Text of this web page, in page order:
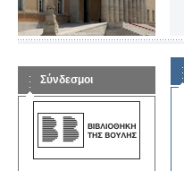
Σύνδεσμοι